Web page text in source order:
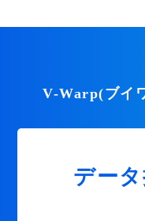
V-Warp(ブイ
デー